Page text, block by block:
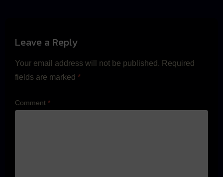
Leave a Reply
Your email address will not be published. Required
fields are marked *
Comment *